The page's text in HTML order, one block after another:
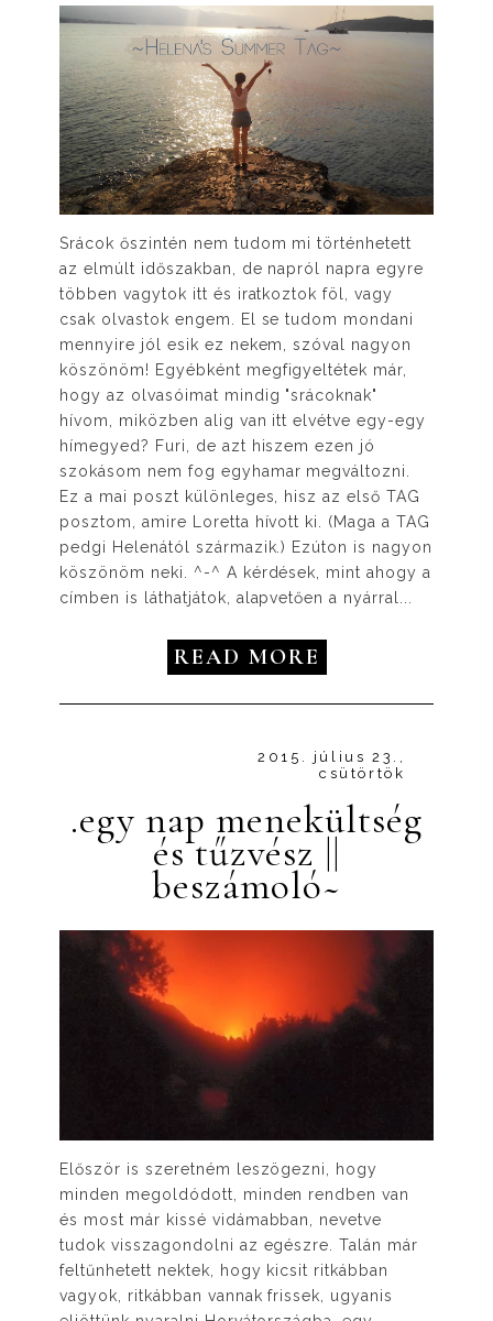
Srácok őszintén nem tudom mi történhetett
az elmúlt időszakban, de napról napra egyre
többen vagytok itt és iratkoztok föl, vagy
csak olvastok engem. El se tudom mondani
mennyire jól esik ez nekem, szóval nagyon
köszönöm! Egyébként megfigyeltétek már,
hogy az olvasóimat mindig "srácoknak"
hívom, miközben alig van itt elvétve egy-egy
hímegyed? Furi, de azt hiszem ezen jó
szokásom nem fog egyhamar megváltozni.
Ez a mai poszt különleges, hisz az első TAG
posztom, amire Loretta hívott ki. (Maga a TAG
pedgi Helenától származik.) Ezúton is nagyon
köszönöm neki. ^-^ A kérdések, mint ahogy a
címben is láthatjátok, alapvetően a nyárral...
READ MORE
2015. július 23.,
csütörtök
.egy nap menekültség
és tűzvész ||
beszámoló~
Először is szeretném leszögezni, hogy
minden megoldódott, minden rendben van
és most már kissé vidámabban, nevetve
tudok visszagondolni az egészre. Talán már
feltűnhetett nektek, hogy kicsit ritkábban
vagyok, ritkábban vannak frissek, ugyanis